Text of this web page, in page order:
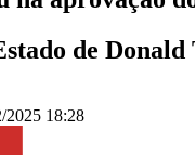
de
2025 18:28